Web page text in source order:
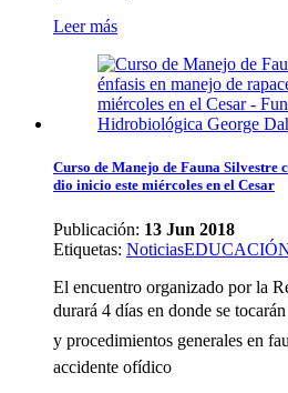
Leer más
Curso de Manejo de Fauna Silvestre
dio inicio este miércoles en el Cesar
Publicación: 13 Jun 2018
Etiquetas: Noticias
El encuentro organizado por la
durará 4 días en donde se
y procedimientos generales en
accidente ofídico